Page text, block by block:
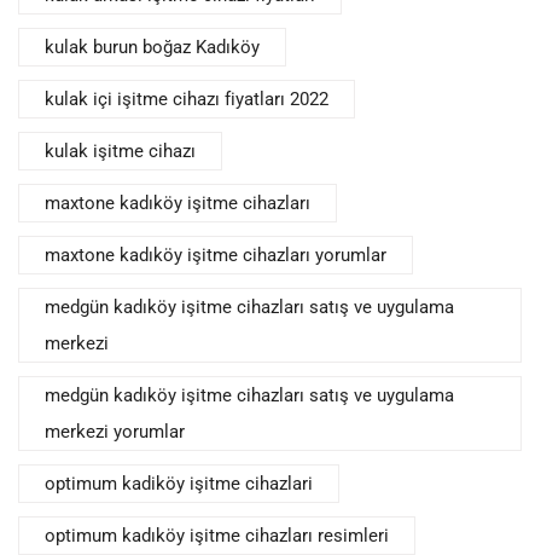
kulak burun boğaz Kadıköy
kulak içi işitme cihazı fiyatları 2022
kulak işitme cihazı
maxtone kadıköy işitme cihazları
maxtone kadıköy işitme cihazları yorumlar
medgün kadıköy işitme cihazları satış ve uygulama
merkezi
medgün kadıköy işitme cihazları satış ve uygulama
merkezi yorumlar
optimum kadiköy işitme cihazlari
optimum kadıköy işitme cihazları resimleri